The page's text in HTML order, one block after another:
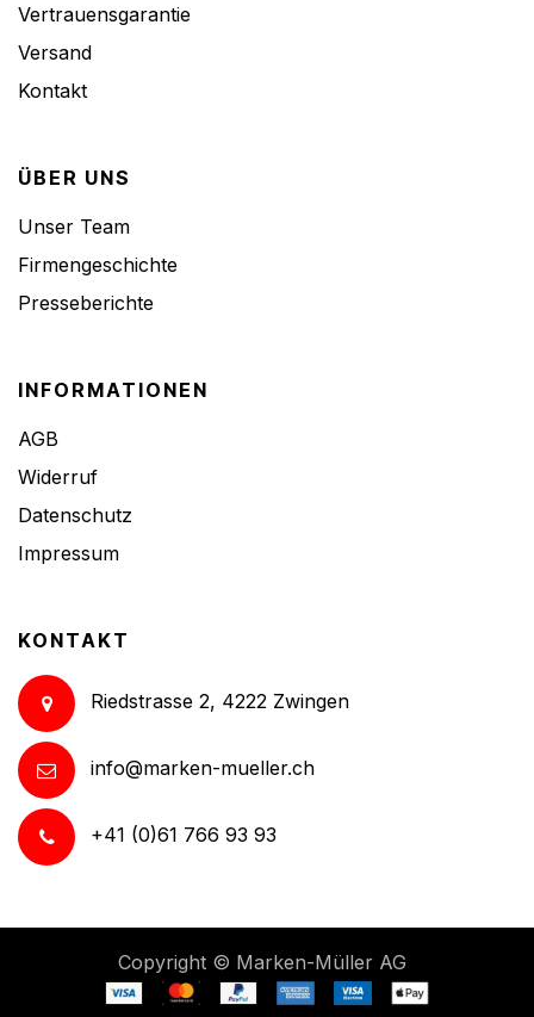
Vertrauensgarantie
Versand
Kontakt
ÜBER UNS
Unser Team
Firmengeschichte
Presseberichte
INFORMATIONEN
AGB
Widerruf
Datenschutz
Impressum
KONTAKT
Riedstrasse 2, 4222 Zwingen
info@marken-mueller.ch
+41 (0)61 766 93 93
Copyright © Marken-Müller AG